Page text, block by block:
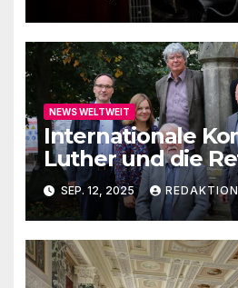
NEWS WELTWEIT
Internationale
Luther und die
SEP. 12, 2025 REDAKTION